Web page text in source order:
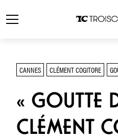
CANNES CLÉMENT COGITORE
« GOUTTE
CLÉMENT